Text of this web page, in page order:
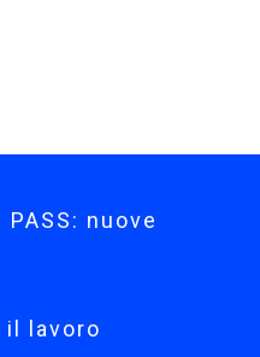
PASS: nuove
il lavoro